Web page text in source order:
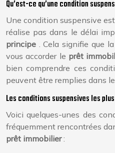
Qu’est-ce qu’une condition
Une condition suspensive
réalise pas dans le délai
principe . Cela signifie que
vous accorder le prêt
bien comprendre ces
peuvent être remplies dans
Les conditions suspensives les
Voici quelques-unes des
fréquemment rencontrées
prêt immobilier: